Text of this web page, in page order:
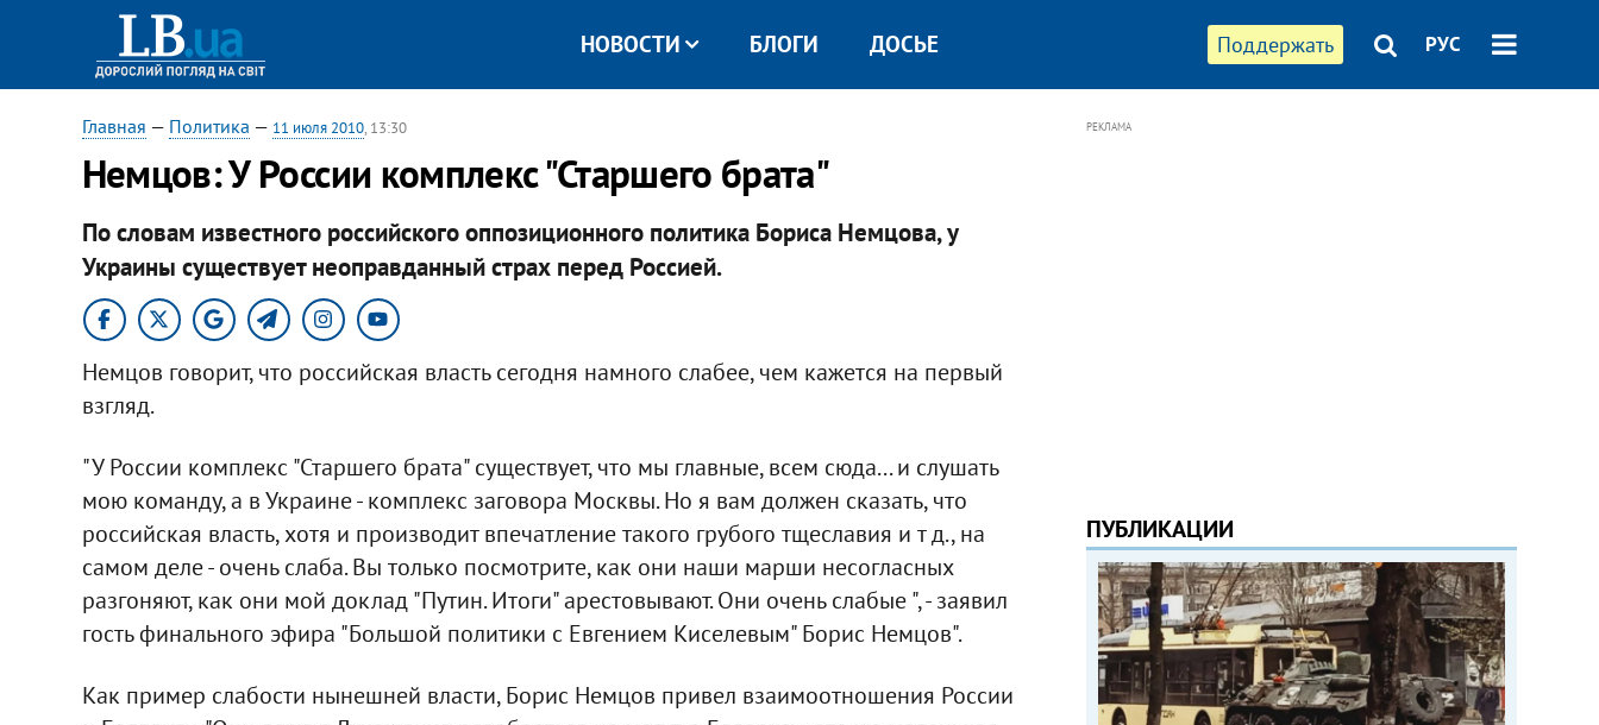
Поддержать РУС
НОВОСТИ БЛОГИ ДОСЬЕ
Главная — Политика — 11 июля 2010, 13:30
Немцов: У России комплекс "Старшего брата"
По словам известного российского оппозиционного политика Бориса Немцова, у
Украины существует неоправданный страх перед Россией.
Немцов говорит, что российская власть сегодня намного слабее, чем кажется на первый
взгляд.
"У России комплекс "Старшего брата" существует, что мы главные, всем сюда... и слушать
мою команду, а в Украине - комплекс заговора Москвы. Но я вам должен сказать, что
российская власть, хотя и производит впечатление такого грубого тщеславия и т д., на
самом деле - очень слаба. Вы только посмотрите, как они наши марши несогласных
разгоняют, как они мой доклад "Путин. Итоги" арестовывают. Они очень слабые ", - заявил
гость финального эфира "Большой политики с Евгением Киселевым" Борис Немцов".
Как пример слабости нынешней власти, Борис Немцов привел взаимоотношения России
РЕКЛАМА
ПУБЛИКАЦИИ